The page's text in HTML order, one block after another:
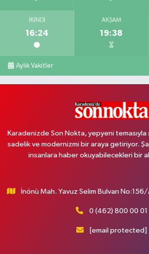
İKINDI
16:24
AKŞAM
19:38
Aylık Vakitler
Karadenizde Son Nokta, yepyeni
sadelik ve modernizmi bir araya getiriyor.
insanlara haber okuyabilecekleri bir
İnönü Mah. Yavuz Selim Bulvarı
0 (462) 800 00 01
[email protected]